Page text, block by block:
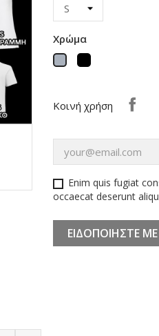
Χρώμα
Γκρι Μαύρο
Κοινή χρήση
Enim quis fugiat
occaecat deserunt
ΕΙΔΟΠΟΙΉΣΤΕ